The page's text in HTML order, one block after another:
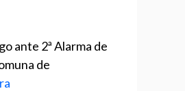
ante 2ª Alarma de
de